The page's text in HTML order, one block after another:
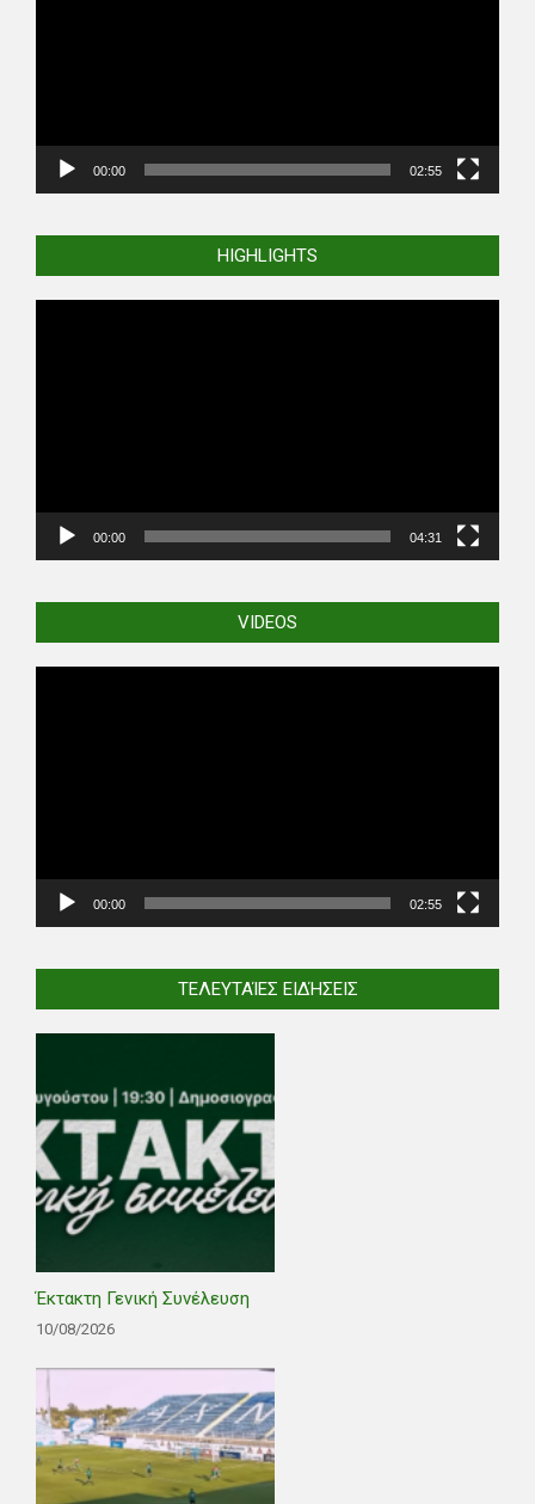
00:00 02:55
HIGHLIGHTS
00:00 04:31
VIDEOS
00:00 02:55
ΤΕΛΕΥΤΑΊΕΣ ΕΙΔΉΣΕΙΣ
Έκτακτη Γενική Συνέλευση
10/08/2026